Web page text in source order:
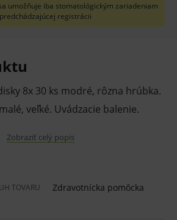
umožňuje iba stomatológickým zariadeniam
registrácii
8x 30 ks modré, rôzna hrúbka.
veľké. Uvádzacie balenie.
a dokončovacie pásky pre
a frontálnych zubov
Zobraziť celý popis
TOVARU Zdravotnícka pomôcka